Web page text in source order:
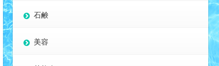
石鹸
美容